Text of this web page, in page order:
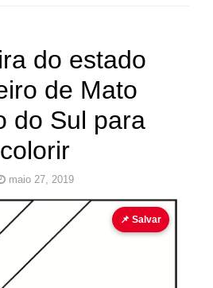
do estado
de Mato
do Sul para
colorir
maio 27, 2019
para colorir para colorir📌 Salvar